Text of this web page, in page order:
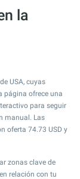
la
USA, cuyas
página ofrece una
para seguir
manual. Las
oferta 74.73 USD y
zonas clave de
relación con tu